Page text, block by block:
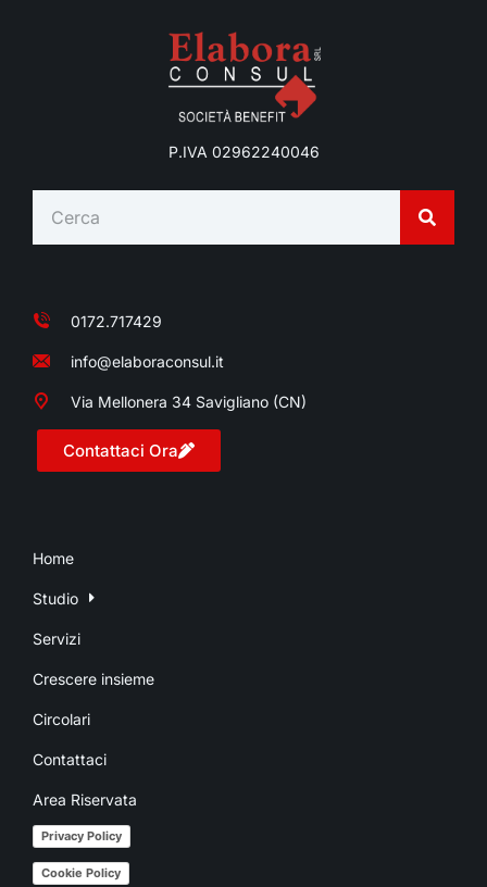
P.IVA 02962240046
0172.717429
info@elaboraconsul.it
Via Mellonera 34 Savigliano (CN)
Contattaci Ora
Home
Studio
Servizi
Crescere insieme
Circolari
Contattaci
Area Riservata
Privacy Policy
Cookie Policy